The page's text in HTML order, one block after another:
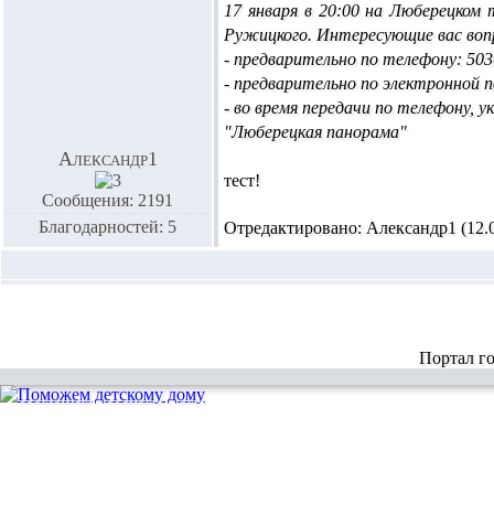
Александр1
Сообщения: 2191
Благодарностей: 5
17 января в 20:00 на Люберецком
Ружицкого. Интересующие вас
- предварительно по телефону:
- предварительно по электронной
- во время передачи по телефону,
"Люберецкая панорама"
тест!
Отредактировано: Александр1
Портал